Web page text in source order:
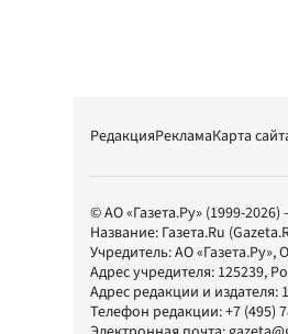
РедакцияРекламаКарта
© АО «Газета.Ру» (1999-
Название: Газета.Ru
Учредитель:АО «Газета.Ру»,
Адрес учредителя: 125239,
Адрес редакции и издателя:
Телефон редакции:+7 (495)